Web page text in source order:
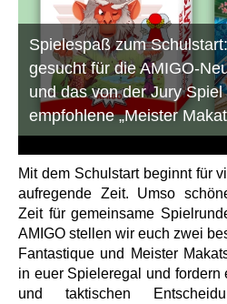
Spielespaß zum
gesucht für die AMIGO-
und das von der Jury
empfohlene „Meister
Mit dem Schulstart beginnt für
aufregende Zeit. Umso
Zeit für gemeinsame
AMIGO stellen wir euch zwei
Fantastique und Meister
in euer Spieleregal und fordern
und taktischen